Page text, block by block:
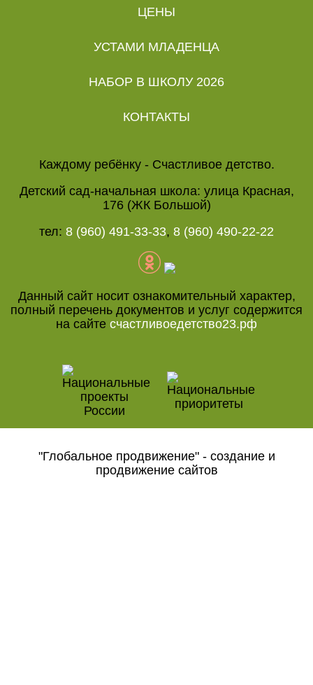
ЦЕНЫ
УСТАМИ МЛАДЕНЦА
НАБОР В ШКОЛУ 2026
КОНТАКТЫ
Каждому ребёнку - Счастливое детство.
Детский сад-начальная школа: улица Красная,
176 (ЖК Большой)
тел: 8 (960) 491-33-33, 8 (960) 490-22-22
Данный сайт носит ознакомительный характер,
полный перечень документов и услуг содержится
на сайте счастливоедетство23.рф
"Глобальное продвижение" - создание и
продвижение сайтов